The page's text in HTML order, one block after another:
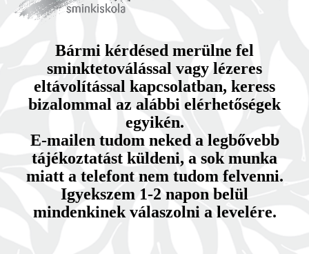
Bármi kérdésed merülne fel
sminktetoválással vagy lézeres
eltávolítással kapcsolatban, keress
bizalommal az alábbi elérhetőségek
egyikén.
E-mailen tudom neked a legbővebb
tájékoztatást küldeni, a sok munka
miatt a telefont nem tudom felvenni.
Igyekszem 1-2 napon belül
mindenkinek válaszolni a levelére.